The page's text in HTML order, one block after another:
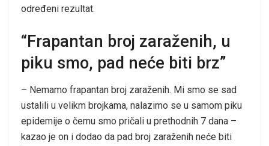
određeni rezultat.
“Frapantan broj zaraženih, u
piku smo, pad neće biti brz”
– Nemamo frapantan broj zaraženih. Mi smo se sad
ustalili u velikm brojkama, nalazimo se u samom piku
epidemije o čemu smo pričali u prethodnih 7 dana –
kazao je on i dodao da pad broj zaraženih neće biti